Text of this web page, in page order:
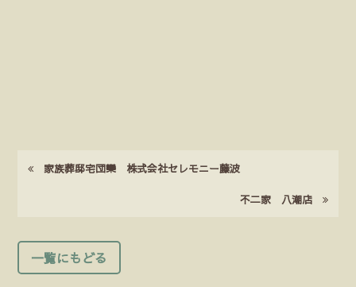
家族葬邸宅団欒 株式会社セレモニー藤波
不二家 八潮店
一覧にもどる